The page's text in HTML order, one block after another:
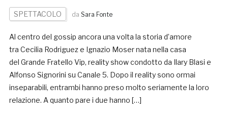
SPETTACOLO da Sara Fonte
Al centro del gossip ancora una volta la storia d’amore
tra Cecilia Rodriguez e Ignazio Moser nata nella casa
del Grande Fratello Vip, reality show condotto da Ilary Blasi e
Alfonso Signorini su Canale 5. Dopo il reality sono ormai
inseparabili, entrambi hanno preso molto seriamente la loro
relazione. A quanto pare i due hanno […]